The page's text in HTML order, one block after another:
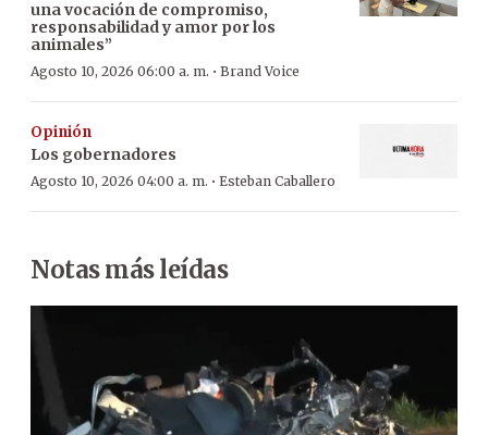
una vocación de compromiso,
responsabilidad y amor por los
animales”
Agosto 10, 2026 06:00 a. m. · Brand Voice
Opinión
Los gobernadores
Agosto 10, 2026 04:00 a. m. · Esteban Caballero
Notas más leídas